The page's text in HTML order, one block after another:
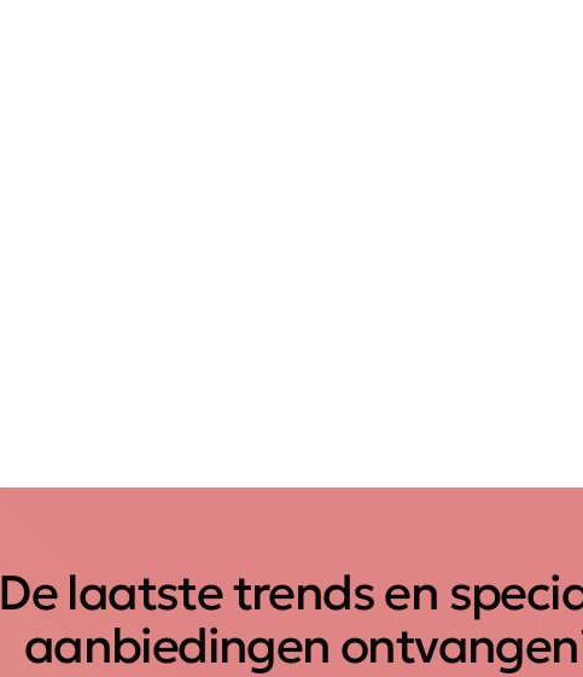
De laatste trends en
aanbiedingen